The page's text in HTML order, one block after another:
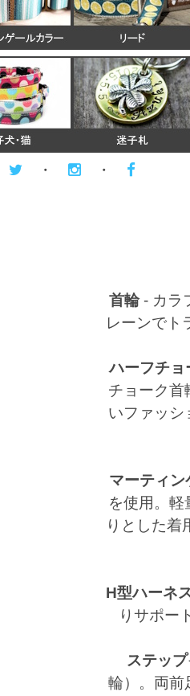
・ ・
首輪- カラ
レーンでト
ハーフチョ
チョーク首
いファッシ
マーティン
を使用。軽
りとした着
H型ハーネ
りサポー
ステッ
輪）。両前